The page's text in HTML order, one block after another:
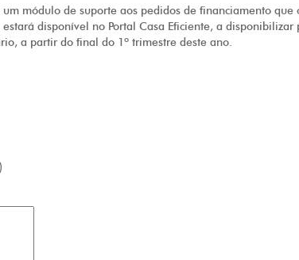
módulo de suporte aos pedidos de financiamento que
disponível no Portal Casa Eficiente, a disponibilizar
a partir do final do 1º trimestre deste ano.